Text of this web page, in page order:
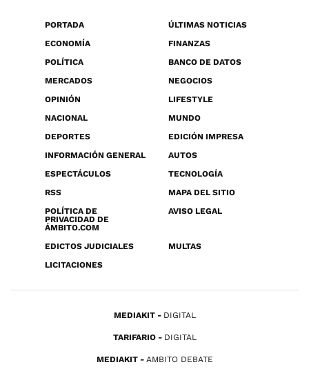
PORTADA
ÚLTIMAS NOTICIAS
ECONOMÍA
FINANZAS
POLÍTICA
BANCO DE DATOS
MERCADOS
NEGOCIOS
OPINIÓN
LIFESTYLE
NACIONAL
MUNDO
DEPORTES
EDICIÓN IMPRESA
INFORMACIÓN GENERAL
AUTOS
ESPECTÁCULOS
TECNOLOGÍA
RSS
MAPA DEL SITIO
POLÍTICA DE
PRIVACIDAD DE
ÁMBITO.COM
AVISO LEGAL
EDICTOS JUDICIALES
MULTAS
LICITACIONES
MEDIAKIT DIGITAL
TARIFARIO DIGITAL
MEDIAKIT AMBITO DEBATE